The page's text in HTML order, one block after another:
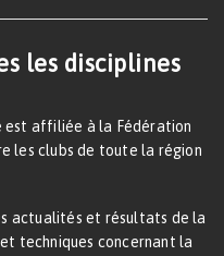
les disciplines
est affiliée à la Fédération
les clubs de toute la région
actualités et résultats de la
techniques concernant la